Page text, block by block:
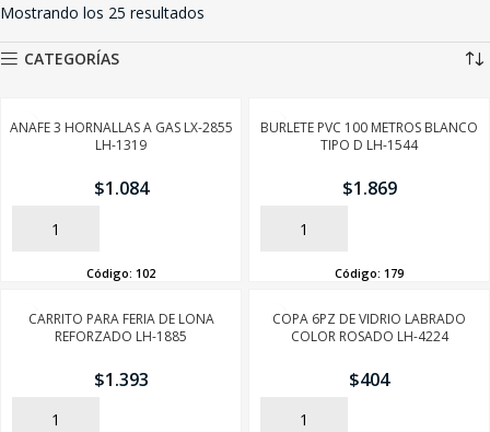
Mostrando los 25 resultados
CATEGORÍAS
ANAFE 3 HORNALLAS A GAS LX-2855
LH-1319
$1.084
AÑADIR
Código: 102
BURLETE PVC 100 METROS BLANCO
TIPO D LH-1544
$1.869
AÑADIR
Código: 179
CARRITO PARA FERIA DE LONA
REFORZADO LH-1885
$1.393
AÑADIR
COPA 6PZ DE VIDRIO LABRADO
COLOR ROSADO LH-4224
$404
AÑADIR